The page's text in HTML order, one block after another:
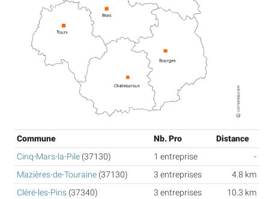
Commune Nb. Pro
Distance
Cinq-Mars-la-Pile (37130) 1 entreprise
-
Mazières-de-Touraine (37130) 3 entreprises
4.8 km
Cléré-les-Pins (37340) 3 entreprises
10.3 km